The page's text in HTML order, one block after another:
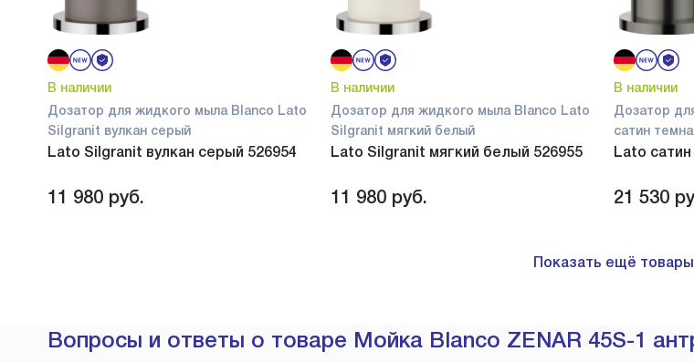
В наличии
Дозатор для жидкого мыла Blanco Lato
Silgranit вулкан серый
Lato Silgranit вулкан серый 526954
11 980 руб.
В наличии
Дозатор для жидкого мыла Blanco Lato
Silgranit мягкий белый
Lato Silgranit мягкий белый 526955
11 980 руб.
В наличии
Дозатор
сатин
Lato
21 530
Показать ещё товары
Вопросы и ответы о товаре Мойка Blanco ZENAR 45S-1